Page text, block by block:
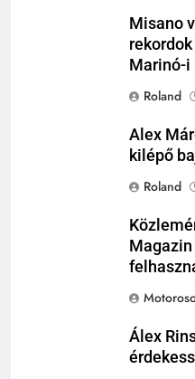
Misano
Marinó-i
Roland
Alex
kilépő
Roland
Álex